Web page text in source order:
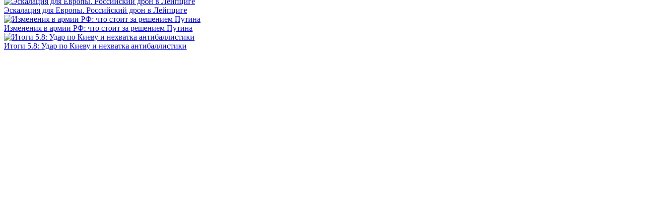
Эскалация для Европы. Российский дрон в Лейпциге
Изменения в армии РФ: что стоит за решением Путина
Итоги 5.8: Удар по Киеву и нехватка антибаллистики